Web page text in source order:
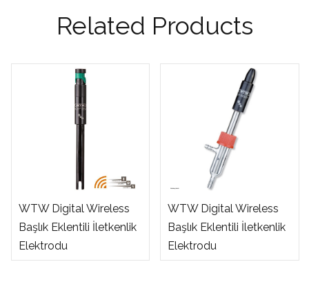
Related Products
WTW Digital Wireless
Başlık Eklentili İletkenlik
Elektrodu
WTW Digital Wireless
Başlık Eklentili İletkenlik
Elektrodu